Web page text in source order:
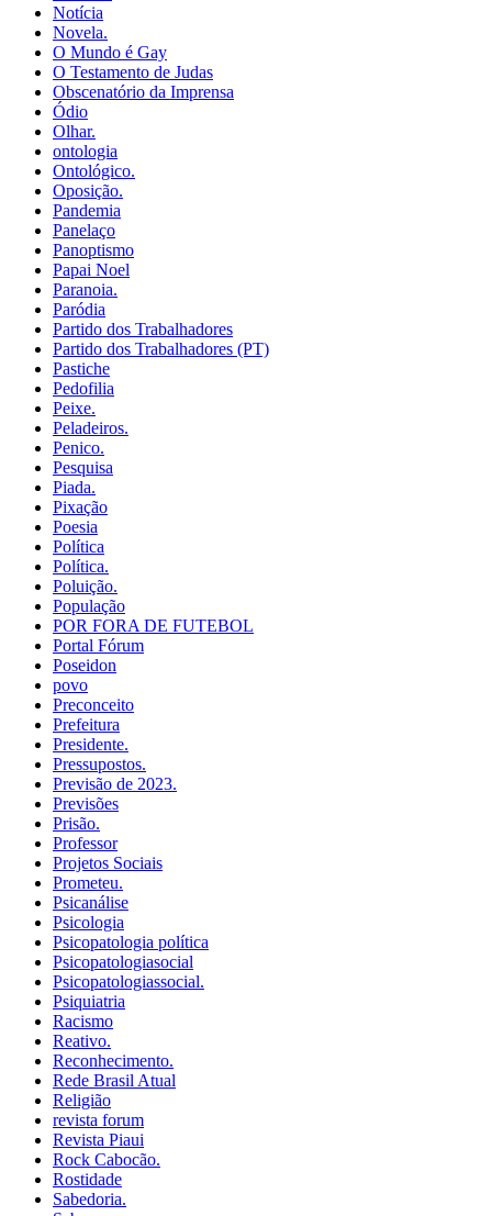
Notícia
Novela.
O Mundo é Gay
O Testamento de Judas
Obscenatório da Imprensa
Ódio
Olhar.
ontologia
Ontológico.
Oposição.
Pandemia
Panelaço
Panoptismo
Papai Noel
Paranoia.
Paródia
Partido dos Trabalhadores
Partido dos Trabalhadores (PT)
Pastiche
Pedofilia
Peixe.
Peladeiros.
Penico.
Pesquisa
Piada.
Pixação
Poesia
Política
Política.
Poluição.
População
POR FORA DE FUTEBOL
Portal Fórum
Poseidon
povo
Preconceito
Prefeitura
Presidente.
Pressupostos.
Previsão de 2023.
Previsões
Prisão.
Professor
Projetos Sociais
Prometeu.
Psicanálise
Psicologia
Psicopatologia política
Psicopatologiasocial
Psicopatologiassocial.
Psiquiatria
Racismo
Reativo.
Reconhecimento.
Rede Brasil Atual
Religião
revista forum
Revista Piaui
Rock Cabocão.
Rostidade
Sabedoria.